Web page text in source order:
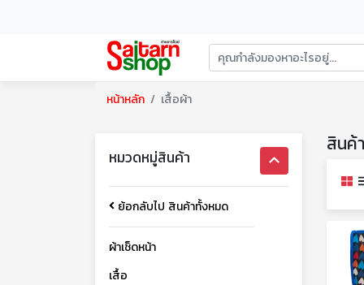
หน้าหลัก เสื้อผ้า
หมวดหมู่สินค้า
ย้อกลับไป สินค้าทั้งหมด
ผ้าเช็ดหน้า
เสื้อ
สินค้